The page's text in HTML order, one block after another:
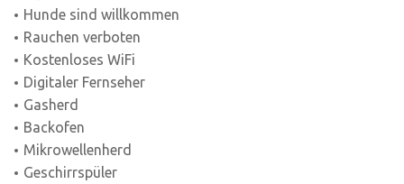
Hunde sind willkommen
Rauchen verboten
Kostenloses WiFi
Digitaler Fernseher
Gasherd
Backofen
Mikrowellenherd
Geschirrspüler